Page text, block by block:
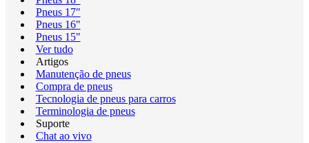
Pneus 17"
Pneus 16"
Pneus 15"
Ver tudo
Artigos
Manutenção de pneus
Compra de pneus
Tecnologia de pneus para carros
Terminologia de pneus
Suporte
Chat ao vivo